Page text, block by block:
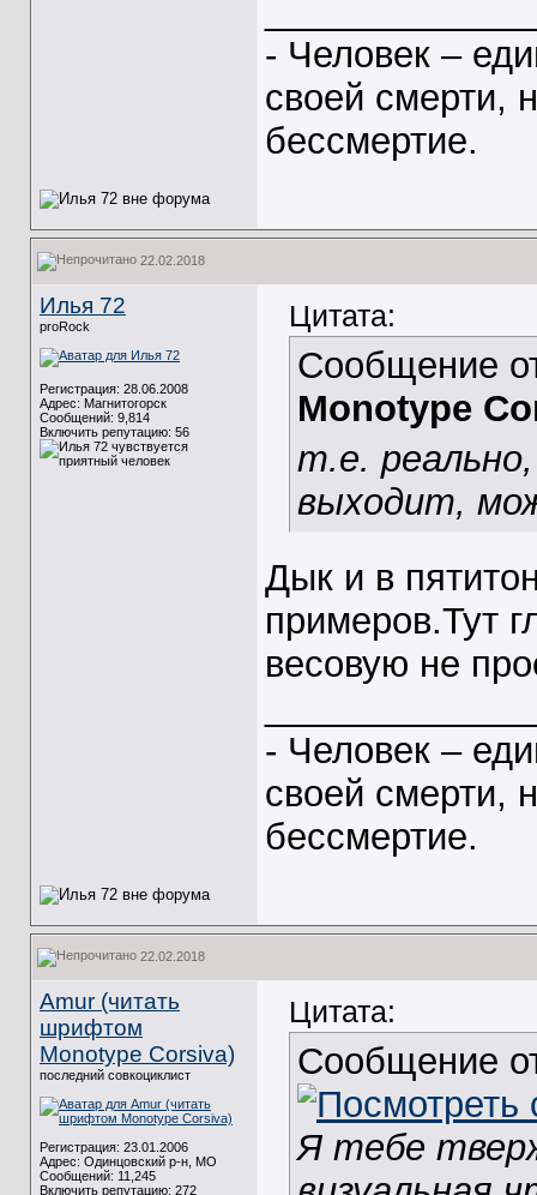
- Человек –
своей смерти,
бессмертие.
22.02.2018
Илья 72
proRock
Регистрация: 28.06.2008
Адрес: Магнитогорск
Сообщений: 9,814
Включить репутацию: 56
Цитата:
Сообщение
Monotype
т.е.
выходит,
Дык и в
примеров.Тут
весовую не
- Человек –
своей смерти,
бессмертие.
22.02.2018
Amur (читать
шрифтом
Monotype Corsiva)
последний совкоциклист
Регистрация: 23.01.2006
Адрес: Одинцовский р-н, МО
Сообщений: 11,245
Включить репутацию: 272
Цитата:
Сообщение
Я тебе